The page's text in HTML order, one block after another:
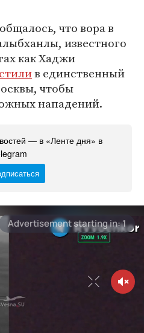
что вора в
известного
как Хаджи
в единственный
чтобы
нападений.
— в «Ленте дня» в